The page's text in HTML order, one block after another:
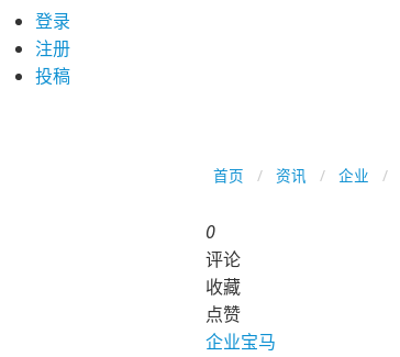
登录
注册
投稿
首页 资讯 企业
0
评论
收藏
点赞
企业宝马